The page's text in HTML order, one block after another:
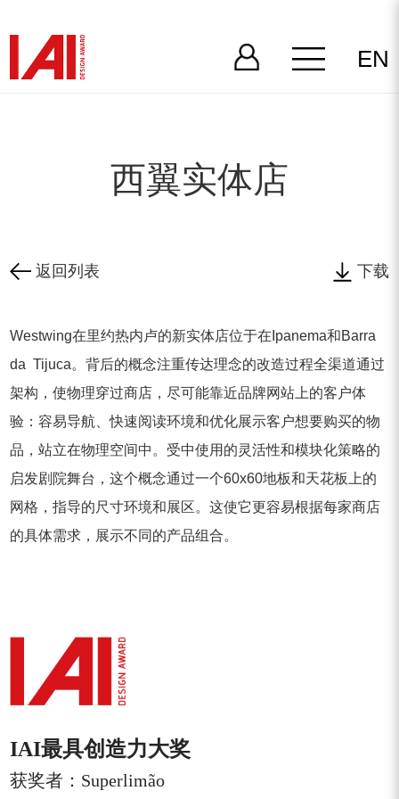
EN
西翼实体店
返回列表 下载
Westwing在里约热内卢的新实体店位于在Ipanema和Barra
da Tijuca。背后的概念注重传达理念的改造过程全渠道通过
架构，使物理穿过商店，尽可能靠近品牌网站上的客户体
验：容易导航、快速阅读环境和优化展示客户想要购买的物
品，站立在物理空间中。受中使用的灵活性和模块化策略的
启发剧院舞台，这个概念通过一个60x60地板和天花板上的
网格，指导的尺寸环境和展区。这使它更容易根据每家商店
的具体需求，展示不同的产品组合。
IAI最具创造力大奖
获奖者：Superlimão